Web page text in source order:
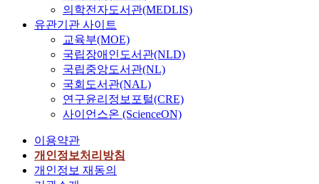
의학전자도서관(MEDLIS)
유관기관 사이트
교육부(MOE)
국립장애인도서관(NLD)
국립중앙도서관(NL)
국회도서관(NAL)
연구윤리정보포털(CRE)
사이언스온 (ScienceON)
이용약관
개인정보처리방침
개인정보 재동의